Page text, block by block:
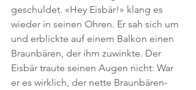
geschuldet. «Hey Eisbär!» klang es
wieder in seinen Ohren. Er sah sich um
und erblickte auf einem Balkon einen
Braunbären, der ihm zuwinkte. Der
Eisbär traute seinen Augen nicht: War
er es wirklich, der nette Braunbären-